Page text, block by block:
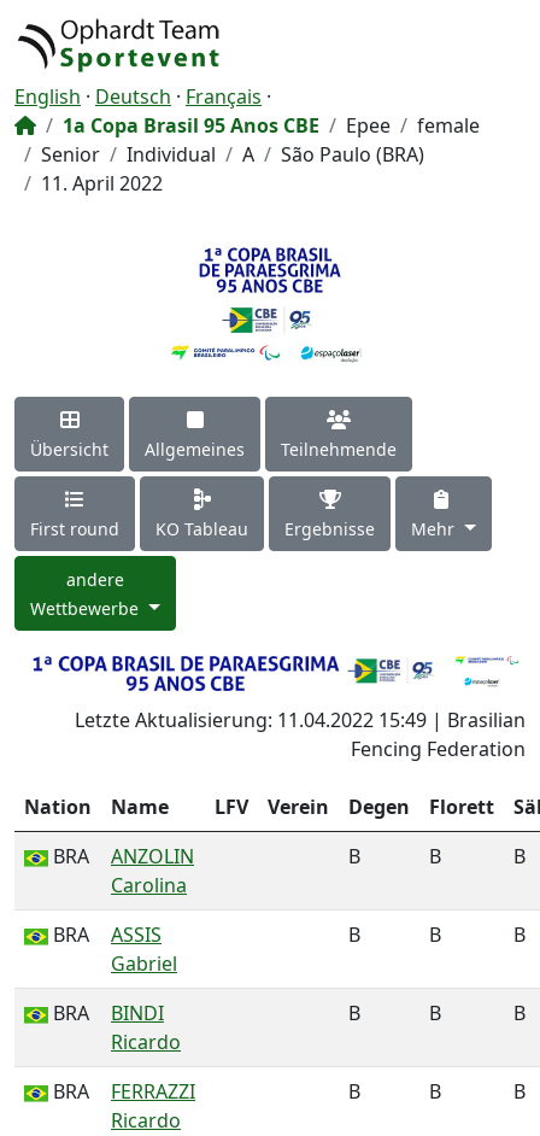
English · Deutsch · Français ·
1a Copa Brasil 95 Anos CBE
Epee
female
Senior
Individual A
São Paulo (BRA)
11. April 2022
Übersicht Allgemeines Teilnehmende
First round KO Tableau Ergebnisse Mehr
andere
Wettbewerbe
Letzte Aktualisierung: 11.04.2022 15:49 | Brasilian
Fencing Federation
Nation Name LFV Verein Degen Florett
BRA
ANZOLIN
Carolina
B B B
BRA
ASSIS
Gabriel
B B B
BRA
BINDI
Ricardo
B B B
BRA
FERRAZZI
Ricardo
B B B